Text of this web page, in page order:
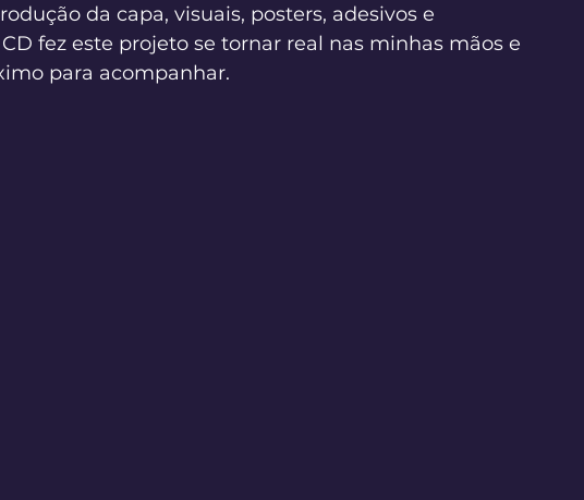
da capa, visuais, posters, adesivos e
fez este projeto se tornar real nas minhas mãos e
para acompanhar.